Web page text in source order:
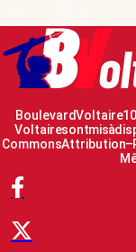
Boulevard Voltaire
Voltaire sont mis à
Commons Attribution –